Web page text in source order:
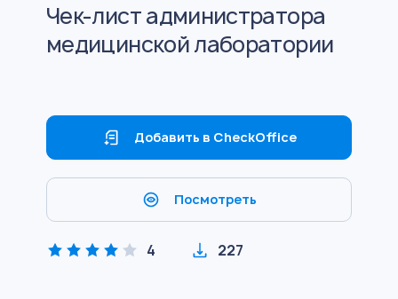
Чек-лист администратора
медицинской лаборатории
Добавить в CheckOffice
Посмотреть
4 227